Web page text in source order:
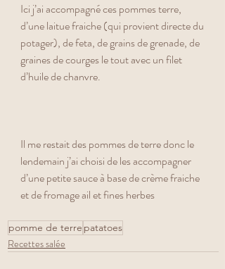
Ici j’ai accompagné ces pommes terre,
d’une laitue fraiche (qui provient directe du
potager), de feta, de grains de grenade, de
graines de courges le tout avec un filet
d’huile de chanvre.
Il me restait des pommes de terre donc le
lendemain j’ai choisi de les accompagner
d’une petite sauce à base de crème fraiche
et de fromage ail et fines herbes
pomme de terre patatoes
Recettes salée